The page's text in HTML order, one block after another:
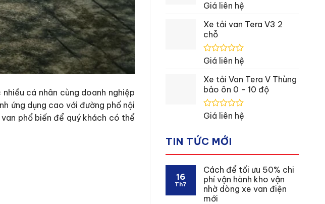
cá nhân cùng doanh nghiệp
ứng dụng cao với đường phố nội
phổ biến để quý khách có thể
Được
hạng
0
5
sao
Giá liên hệ
Xe tải van Tera V3 2
chỗ
Được
hạng
0
5
sao
Giá liên hệ
Xe tải Van Tera V Thùng
bảo ôn 0 - 10 độ
Được
0
5
sao
Giá liên hệ
TIN TỨC MỚI
16
Th7
Cách để tối ưu 50% chi
phí vận hành kho vận
nhờ dòng xe van điện
mới